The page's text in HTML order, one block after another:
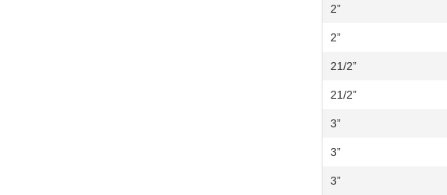
2”
2”
21/2”
21/2”
3”
3”
3”